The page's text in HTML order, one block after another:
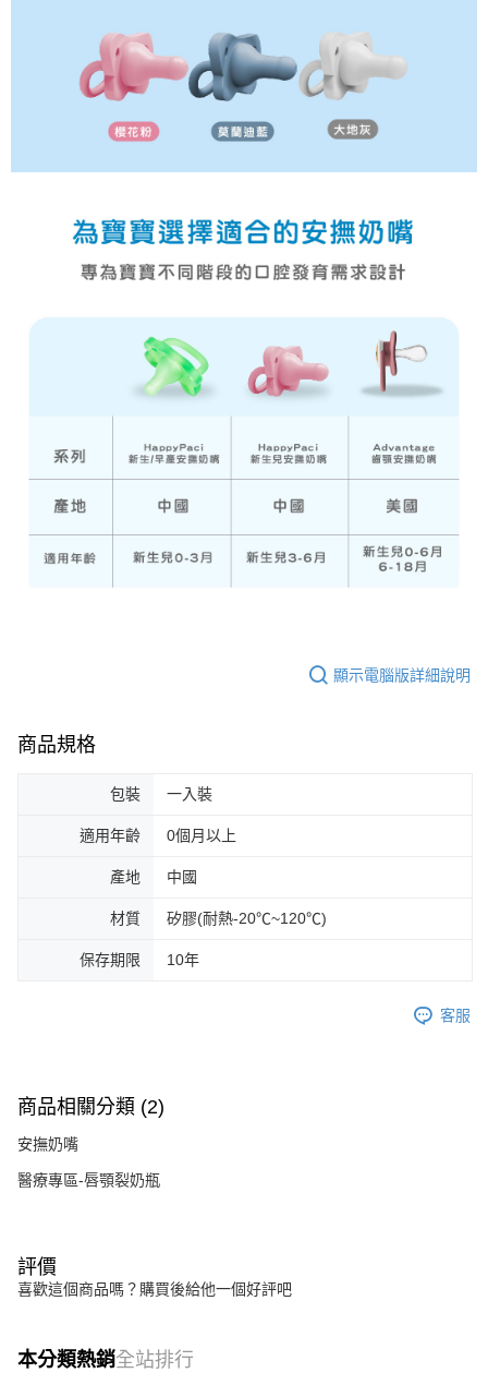
顯示電腦版詳細說明
商品規格
包裝 一入裝
適用年齡 0個月以上
產地 中國
材質 矽膠(耐熱-20℃~120℃)
保存期限 10年
客服
商品相關分類 (2)
安撫奶嘴
醫療專區-唇顎裂奶瓶
評價
喜歡這個商品嗎？購買後給他一個好評吧
本分類熱銷全站排行